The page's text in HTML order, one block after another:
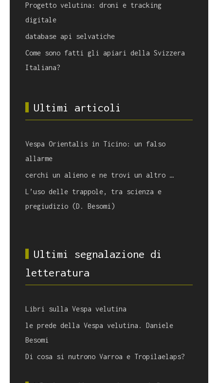
Progetto velutina: droni e tracking
digitale
database api selvatiche
Come sono fatti gli apiari della Svizzera
Italiana?
Ultimi articoli
Vespa Orientalis in Ticino: un falso
allarme
cerchi un alieno e ne trovi un altro …
L’uso delle trappole, tra scienza e
pregiudizio (D. Besomi)
Ultimi segnalazione di
letteratura
Libri sulla Vespa velutina
le prede della Vespa velutina. Daniele
Besomi
Di cosa si nutrono Varroa e Tropilaelaps?